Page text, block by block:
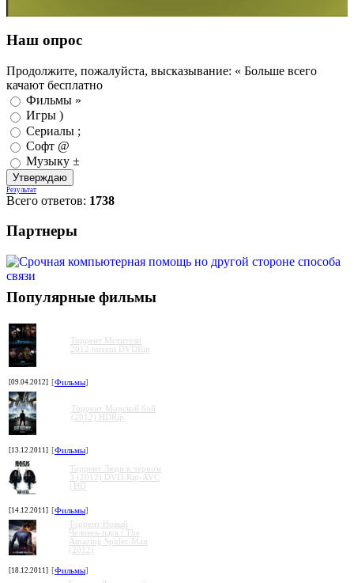
Наш опрос
Продолжите, пожалуйста, высказывание: « Больше всего
качают бесплатно
Фильмы »
Игры )
Сериалы ;
Софт @
Музыку ±
Результат
Всего ответов: 1738
Партнеры
Популярные фильмы
Торрент Мстители
2012 torrent DVDRip
[09.04.2012] [Фильмы]
Торрент Морской бой
(2012) HDRip
[13.12.2011] [Фильмы]
Торрент Люди в черном
3 (2012) DVD-Rip-AVC
| HD
[14.12.2011] [Фильмы]
Торрент Новый
Человек-паук / The
Amazing Spider-Man
(2012)
[18.12.2011] [Фильмы]